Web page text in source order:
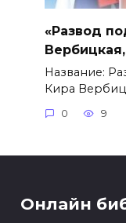
«Развод
Название:
Кира
0 9
Онлайн